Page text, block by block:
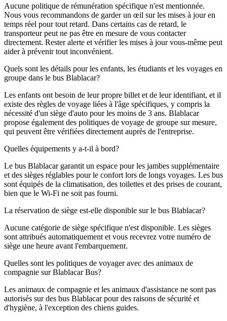
Aucune politique de rémunération spécifique n'est mentionnée.
Nous vous recommandons de garder un œil sur les mises à jour en
temps réel pour tout retard. Dans certains cas de retard, le
transporteur peut ne pas être en mesure de vous contacter
directement. Rester alerte et vérifier les mises à jour vous-même peut
aider à prévenir tout inconvénient.
Quels sont les détails pour les enfants, les étudiants et les voyages en
groupe dans le bus Blablacar?
Les enfants ont besoin de leur propre billet et de leur identifiant, et il
existe des règles de voyage liées à l'âge spécifiques, y compris la
nécessité d'un siège d'auto pour les moins de 3 ans. Blablacar
propose également des politiques de voyage de groupe sur mesure,
qui peuvent être vérifiées directement auprès de l'entreprise.
Quelles équipements y a-t-il à bord?
Le bus Blablacar garantit un espace pour les jambes supplémentaire
et des sièges réglables pour le confort lors de longs voyages. Les bus
sont équipés de la climatisation, des toilettes et des prises de courant,
bien que le Wi-Fi ne soit pas fourni.
La réservation de siège est-elle disponible sur le bus Blablacar?
Aucune catégorie de siège spécifique n'est disponible. Les sièges
sont attribués automatiquement et vous recevrez votre numéro de
siège une heure avant l'embarquement.
Quelles sont les politiques de voyager avec des animaux de
compagnie sur Blablacar Bus?
Les animaux de compagnie et les animaux d'assistance ne sont pas
autorisés sur des bus Blablacar pour des raisons de sécurité et
d'hygiène, à l'exception des chiens guides.